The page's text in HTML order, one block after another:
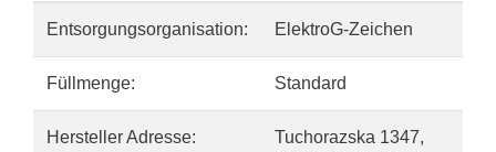
Entsorgungsorganisation: ElektroG-Zeichen
Füllmenge: Standard
Hersteller Adresse:
Tuchorazska 1347,